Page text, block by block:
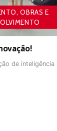
OBRAS E
de inteligência